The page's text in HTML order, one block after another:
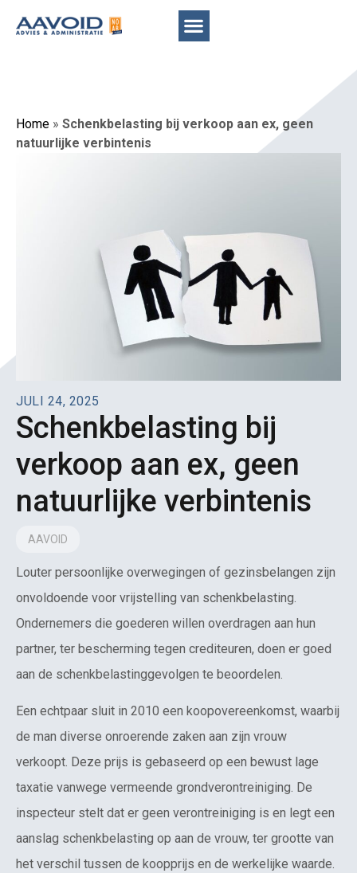
Home » Schenkbelasting bij verkoop aan ex, geen
natuurlijke verbintenis
JULI 24, 2025
Schenkbelasting bij
verkoop aan ex, geen
natuurlijke verbintenis
AAVOID
Louter persoonlijke overwegingen of gezinsbelangen zijn
onvoldoende voor vrijstelling van schenkbelasting.
Ondernemers die goederen willen overdragen aan hun
partner, ter bescherming tegen crediteuren, doen er goed
aan de schenkbelastinggevolgen te beoordelen.
Een echtpaar sluit in 2010 een koopovereenkomst, waarbij
de man diverse onroerende zaken aan zijn vrouw
verkoopt. Deze prijs is gebaseerd op een bewust lage
taxatie vanwege vermeende grondverontreiniging. De
inspecteur stelt dat er geen verontreiniging is en legt een
aanslag schenkbelasting op aan de vrouw, ter grootte van
het verschil tussen de koopprijs en de werkelijke waarde.